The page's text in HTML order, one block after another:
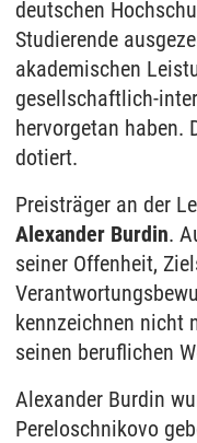
deutschen
Studierende
akademischen
gesellschaftlich-
hervorgetan haben.
dotiert.
Preisträger an der
Alexander Burdin.
seiner Offenheit,
kennzeichnen nicht
seinen beruflichen
Alexander Burdin
Pereloschnikovo